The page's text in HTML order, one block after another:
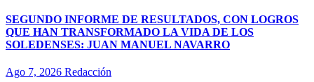
SEGUNDO INFORME DE RESULTADOS, CON LOGROS
QUE HAN TRANSFORMADO LA VIDA DE LOS
SOLEDENSES: JUAN MANUEL NAVARRO
Ago 7, 2026 Redacción